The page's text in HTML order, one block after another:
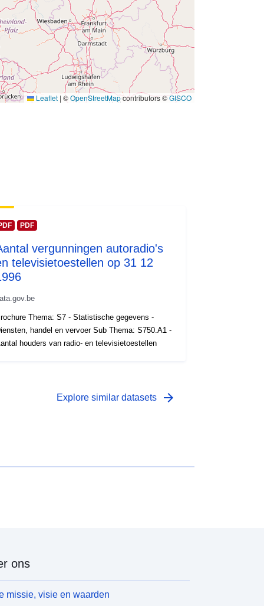
Leaflet | ©OpenStreetMapcontributors ©GISCO
PDF
vergunningen autoradio's
televisietoestellen op 31 12
Thema: S7 - Statistische gegevens -
handel en vervoer Sub Thema: S750.A1 -
houders van radio- en televisietoestellen
Explore similar datasets arrow_forward
ons
missie, visie en waarden